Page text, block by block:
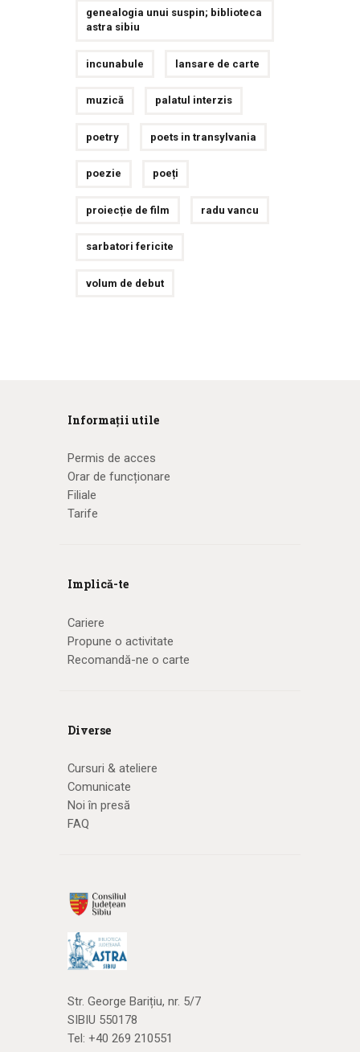
genealogia unui suspin; biblioteca
astra sibiu
incunabule lansare de carte
muzică palatul interzis
poetry poets in transylvania
poezie poeți
proiecție de film radu vancu
sarbatori fericite
volum de debut
Informații utile
Permis de acces
Orar de funcționare
Filiale
Tarife
Implică-te
Cariere
Propune o activitate
Recomandă-ne o carte
Diverse
Cursuri & ateliere
Comunicate
Noi în presă
FAQ
Str. George Barițiu, nr. 5/7
SIBIU 550178
Tel: +40 269 210551